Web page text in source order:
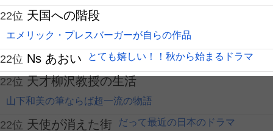
22位 天国への階段
エメリック・プレスバーガーが自らの作品
22位 Ns あおい とても嬉しい！！秋から始まるドラマ
22位 天才柳沢教授の生活
山下和美の筆ならば超一流の物語
22位 天使が消えた街 だって最近の日本のドラマ